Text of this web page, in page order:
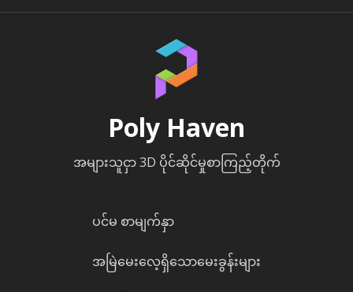
Poly Haven
အများသူငှာ 3D ပိုင်ဆိုင်မှုစာကြည့်တိုက်
ပင်မ စာမျက်နှာ
အမြဲမေးလေ့ရှိသောမေးခွန်းများ